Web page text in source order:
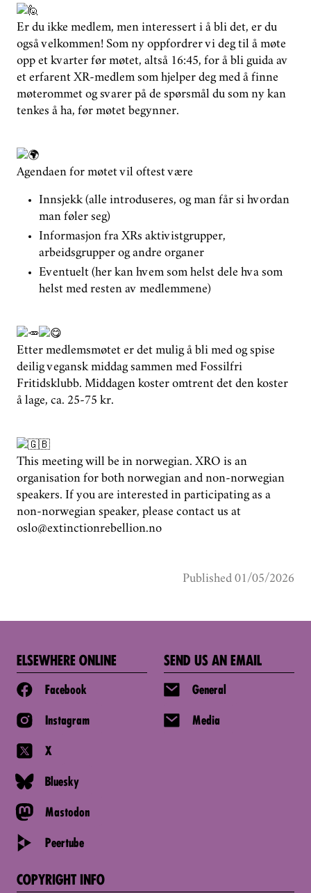
Er du ikke medlem, men interessert i å bli det, er du
også velkommen! Som ny oppfordrer vi deg til å møte
opp et kvarter før møtet, altså 16:45, for å bli guida av
et erfarent XR-medlem som hjelper deg med å finne
møterommet og svarer på de spørsmål du som ny kan
tenkes å ha, før møtet begynner.
Agendaen for møtet vil oftest være
Innsjekk (alle introduseres, og man får si hvordan
man føler seg)
Informasjon fra XRs aktivistgrupper,
arbeidsgrupper og andre organer
Eventuelt (her kan hvem som helst dele hva som
helst med resten av medlemmene)
Etter medlemsmøtet er det mulig å bli med og spise
deilig vegansk middag sammen med Fossilfri
Fritidsklubb. Middagen koster omtrent det den koster
å lage, ca. 25-75 kr.
This meeting will be in norwegian. XRO is an
organisation for both norwegian and non-norwegian
speakers. If you are interested in participating as a
non-norwegian speaker, please contact us at
oslo@extinctionrebellion.no
Published 01/05/2026
ELSEWHERE ONLINE
Facebook
Instagram
X
Bluesky
Mastodon
Peertube
SEND US AN EMAIL
General
Media
COPYRIGHT INFO